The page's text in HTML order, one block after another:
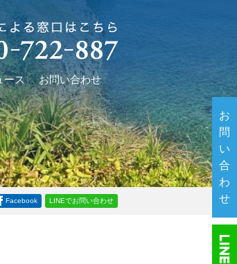
ース お問い合わせ
Facebook LINEでお問い合わせ
お
問
い
合
わ
せ